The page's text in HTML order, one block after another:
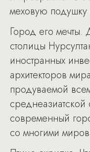
меховую подушку
Город его мечты.
столицы
иностранных
архитекторов
продуваемой
современный
со многими